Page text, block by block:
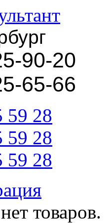
90-20
65-66
59 28
59 28
59 28
товаров.